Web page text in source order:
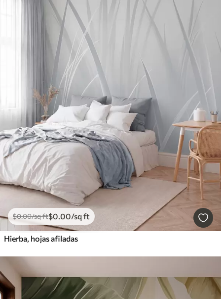
$0.00/sq ft$0 .00/sq ft
Hierba, hojas afiladas